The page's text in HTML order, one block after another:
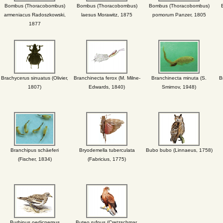
Bombus (Thoracobombus)
armeniacus Radoszkowski,
1877
Bombus (Thoracobombus)
laesus Morawitz, 1875
Bombus (Thoracobombus)
pomorum Panzer, 1805
Brachycerus sinuatus (Olivier,
1807)
Branchinecta ferox (M. Milne-
Edwards, 1840)
Branchinecta minuta (S.
Smirnov, 1948)
Branchipus schäeferi
(Fischer, 1834)
Bryodemella tuberculata
(Fabricius, 1775)
Bubo bubo (Linnaeus, 1758)